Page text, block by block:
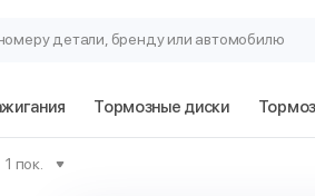
детали, бренду или автомобилю
Тормозные диски
1 пок.